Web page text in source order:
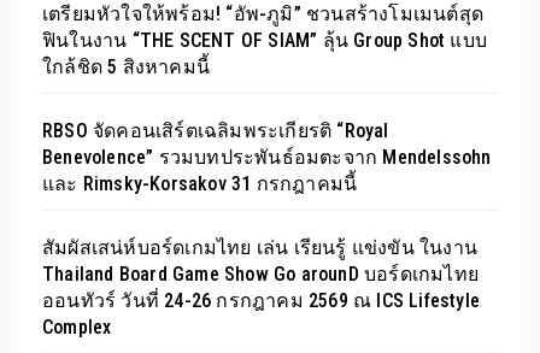
เตรียมหัวใจให้พร้อม! “อัพ-ภูมิ” ชวนสร้างโมเมนต์สุด
ฟินในงาน “THE SCENT OF SIAM” ลุ้น Group Shot แบบ
ใกล้ชิด 5 สิงหาคมนี้
RBSO จัดคอนเสิร์ตเฉลิมพระเกียรติ “Royal
Benevolence” รวมบทประพันธ์อมตะจาก Mendelssohn
และ Rimsky-Korsakov 31 กรกฎาคมนี้
สัมผัสเสน่ห์บอร์ดเกมไทย เล่น เรียนรู้ แข่งขัน ในงาน
Thailand Board Game Show Go arounD บอร์ดเกมไทย
ออนทัวร์ วันที่ 24-26 กรกฎาคม 2569 ณ ICS Lifestyle
Complex